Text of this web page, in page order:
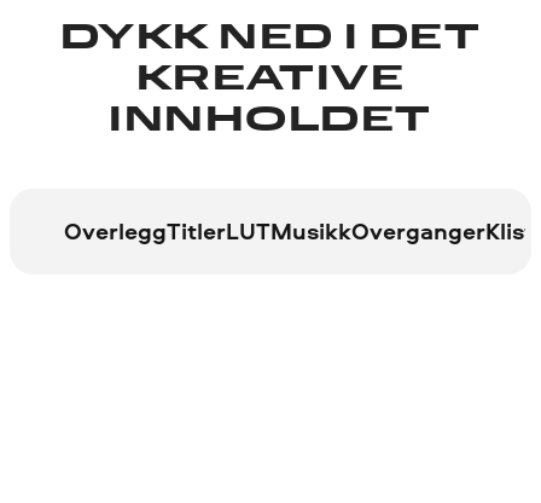
DYKK NED I DET
KREATIVE
INNHOLDET
OverleggTitlerLUTMusikkOverganger